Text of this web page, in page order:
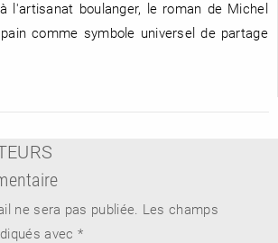
l'artisanat boulanger, le roman de Michel
comme symbole universel de partage
ne sera pas publiée. Les champs
avec *